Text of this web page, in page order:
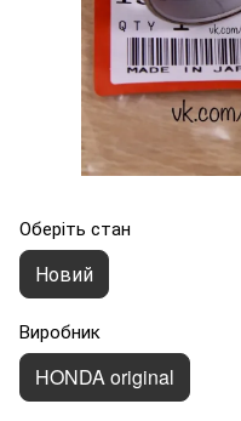
Оберіть стан
Новий
Виробник
HONDA original